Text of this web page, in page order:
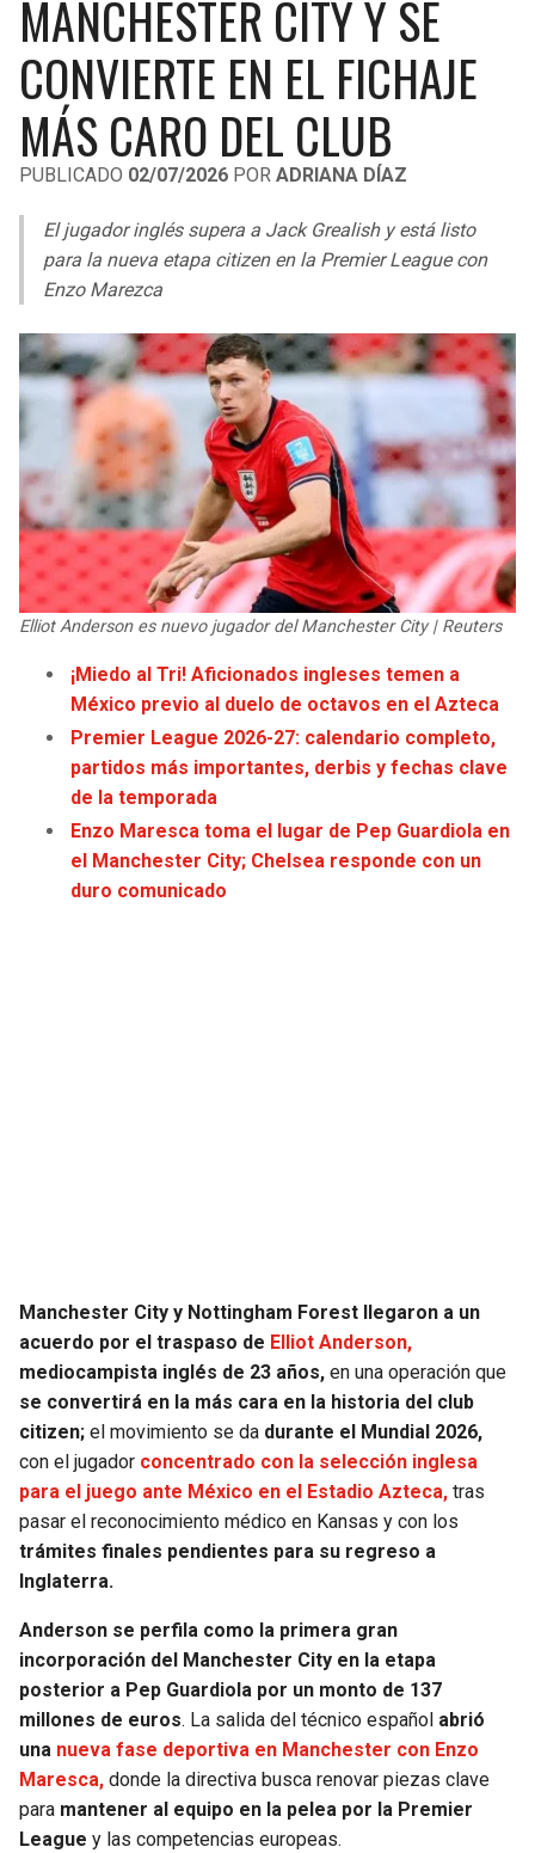
LIGA DE EXPANSIÓN MX
LEAGUES CUP
UEFA EUROPA LEAGUE
UEFA CONFERENCE LEAGUE
MLS
COPA LIBERTADORES
COPA SUDAMERICANA
LIGA BETPLAY
OTRAS LIGAS
RAIDERS
CHARGERS
RAVENS
BENGALS
STEELERS
TEXANS
COLTS
JAGUARS
TITANS
COWBOYS
GIANTS
EAGLES
COMMANDERS
PACKERS
VIKINGS
FALCONS
PANTHERS
SAINTS
CAVALIERS
PISTONS
PACERS
BUCKS
HORNETS
HEAT
MAGIC
WIZARDS
WARRIORS
CLIPPERS
LAKERS
SUNS
KINGS
TIMBERWOLVES
THUNDER
TRAIL BLAZERS
JAZZ
MANCHESTER CITY Y SE
CONVIERTE EN EL FICHAJE
MÁS CARO DEL CLUB
PUBLICADO 02/07/2026 POR ADRIANA DÍAZ
El jugador inglés supera a Jack Grealish y está listo
para la nueva etapa citizen en la Premier League con
Enzo Marezca
Elliot Anderson es nuevo jugador del Manchester City | Reuters
¡Miedo al Tri! Aficionados ingleses temen a
México previo al duelo de octavos en el Azteca
Premier League 2026-27: calendario completo,
partidos más importantes, derbis y fechas clave
de la temporada
Enzo Maresca toma el lugar de Pep Guardiola en
el Manchester City; Chelsea responde con un
duro comunicado
Manchester City y Nottingham Forest llegaron a un
acuerdo por el traspaso de Elliot Anderson,
mediocampista inglés de 23 años, en una operación que
se convertirá en la más cara en la historia del club
citizen; el movimiento se da durante el Mundial 2026,
con el jugador concentrado con la selección inglesa
para el juego ante México en el Estadio Azteca, tras
pasar el reconocimiento médico en Kansas y con los
trámites finales pendientes para su regreso a
Inglaterra.
Anderson se perfila como la primera gran
incorporación del Manchester City en la etapa
posterior a Pep Guardiola por un monto de 137
millones de euros. La salida del técnico español abrió
una nueva fase deportiva en Manchester con Enzo
Maresca, donde la directiva busca renovar piezas clave
para mantener al equipo en la pelea por la Premier
League y las competencias europeas.